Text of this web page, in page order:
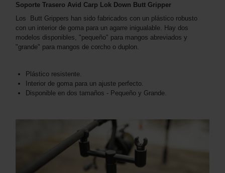
Soporte Trasero Avid Carp Lok Down Butt Gripper
Los Butt Grippers han sido fabricados con un plástico robusto
con un interior de goma para un agarre inigualable. Hay dos
modelos disponibles, "pequeño" para mangos abreviados y
"grande" para mangos de corcho o duplon.
Plástico resistente.
Interior de goma para un ajuste perfecto.
Disponible en dos tamaños - Pequeño y Grande.